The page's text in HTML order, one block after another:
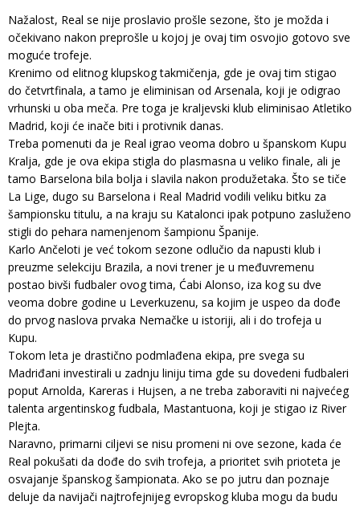
Nažalost, Real se nije proslavio prošle sezone, što je možda i
očekivano nakon preprošle u kojoj je ovaj tim osvojio gotovo sve
moguće trofeje.
Krenimo od elitnog klupskog takmičenja, gde je ovaj tim stigao
do četvrtfinala, a tamo je eliminisan od Arsenala, koji je odigrao
vrhunski u oba meča. Pre toga je kraljevski klub eliminisao Atletiko
Madrid, koji će inače biti i protivnik danas.
Treba pomenuti da je Real igrao veoma dobro u španskom Kupu
Kralja, gde je ova ekipa stigla do plasmasna u veliko finale, ali je
tamo Barselona bila bolja i slavila nakon produžetaka. Što se tiče
La Lige, dugo su Barselona i Real Madrid vodili veliku bitku za
šampionsku titulu, a na kraju su Katalonci ipak potpuno zasluženo
stigli do pehara namenjenom šampionu Španije.
Karlo Ančeloti je već tokom sezone odlučio da napusti klub i
preuzme selekciju Brazila, a novi trener je u međuvremenu
postao bivši fudbaler ovog tima, Ćabi Alonso, iza kog su dve
veoma dobre godine u Leverkuzenu, sa kojim je uspeo da dođe
do prvog naslova prvaka Nemačke u istoriji, ali i do trofeja u
Kupu.
Tokom leta je drastično podmlađena ekipa, pre svega su
Madriđani investirali u zadnju liniju tima gde su dovedeni fudbaleri
poput Arnolda, Kareras i Hujsen, a ne treba zaboraviti ni najvećeg
talenta argentinskog fudbala, Mastantuona, koji je stigao iz River
Plejta.
Naravno, primarni ciljevi se nisu promeni ni ove sezone, kada će
Real pokušati da dođe do svih trofeja, a prioritet svih prioteta je
osvajanje španskog šampionata. Ako se po jutru dan poznaje
deluje da navijači najtrofejnijeg evropskog kluba mogu da budu